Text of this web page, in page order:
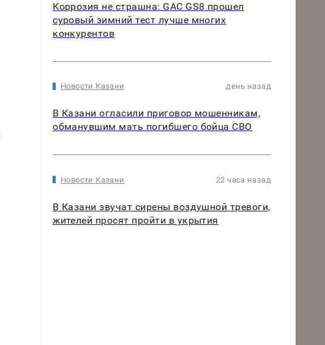
Коррозия не страшна: GAC GS8 прошел
суровый зимний тест лучше многих
конкурентов
Новости Казани день назад
В Казани огласили приговор мошенникам,
обманувшим мать погибшего бойца СВО
Новости Казани 22 часа назад
В Казани звучат сирены воздушной тревоги,
жителей просят пройти в укрытия